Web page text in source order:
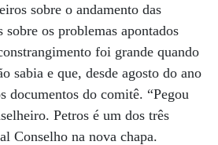
sobre o andamento das
sobre os problemas apontados
foi grande quando
sabia e que, desde agosto do ano
documentos do comitê. “Pegou
Petros é um dos três
Conselho na nova chapa.